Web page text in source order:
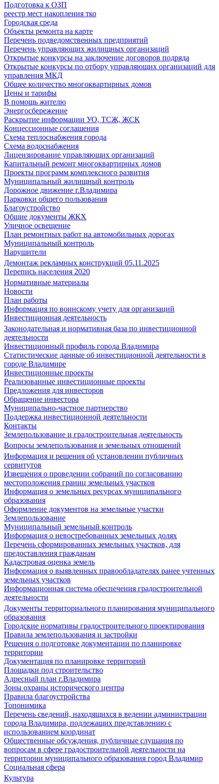
Подготовка к ОЗП
реестр мест накопления тко
Городская среда
Объекты ремонта на карте
Перечень подведомственных предприятий
Перечень управляющих жилищных организаций
Открытые конкурсы на заключение договоров подряда
Открытые конкурсы по отбору управляющих организаций для
управления МКД
Общее количество многоквартирных домов
Цены и тарифы
В помощь жителю
Энергосбережение
Раскрытие информации УО, ТСЖ, ЖСК
Концессионные соглашения
Схема теплоснабжения города
Схема водоснабжения
Лицензирование управляющих организаций
Капитальный ремонт многоквартирных домов
Проекты программ комплексного развития
Муниципальный жилищный контроль
Дорожное движение г.Владимира
Парковки общего пользования
Благоустройство
Общие документы ЖКХ
Уличное освещение
План ремонтных работ на автомобильных дорогах
Муниципальный контроль
Нарушители
Демонтаж рекламных конструкций 05.11.2025
Перепись населения 2020
Нормативные материалы
Новости
План работы
Информация по воинскому учету для организаций
Инвестиционная деятельность
Законодательная и нормативная база по инвестиционной
деятельности
Инвестиционный профиль города Владимира
Статистические данные об инвестиционной деятельности в
городе Владимире
Инвестиционные проекты
Реализованные инвестиционные проекты
Предложения для инвесторов
Обращение инвестора
Муниципально-частное партнерство
Поддержка инвестиционной деятельности
Контакты
Землепользование и градостроительная деятельность
Вопросы землепользования и земельных отношений
Информация и решения об установлении публичных
сервитутов
Извещения о проведении собраний по согласованию
местоположения границ земельных участков
Информация о земельных ресурсах муниципального
образования
Оформление документов на земельные участки
Землепользование
Муниципальный земельный контроль
Информация о невостребованных земельных долях
Перечень сформированных земельных участков, для
предоставления гражданам
Кадастровая оценка земель
Информация о выявленных правообладателях ранее учтенных
земельных участков
Информационная система обеспечения градостроительной
деятельности
Документы территориального планирования муниципального
образования
Городские нормативы градостроительного проектирования
Правила землепользования и застройки
Решения о подготовке документации по планировке
территории
Документация по планировке территорий
Площадки под строительство
Адресный план г.Владимира
Зоны охраны исторического центра
Правила благоустройства
Топонимика
Перечень сведений, находящихся в ведении администрации
города Владимира, подлежащих представлению с
использованием координат
Общественные обсуждения, публичные слушания по
вопросам в сфере градостроительной деятельности на
территории муниципального образования город Владимир
Социальная сфера
Культура